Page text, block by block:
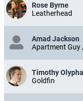
Rose Byrne
Leatherhead
Amad Jackson
Apartment Guy
Timothy
Goldfin